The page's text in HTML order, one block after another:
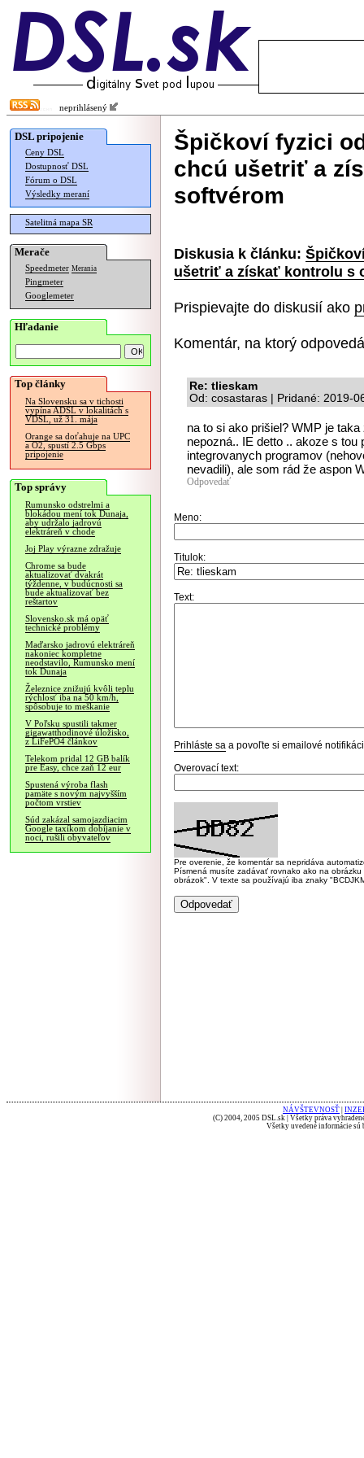
neprihlásený
DSL pripojenie
Ceny DSL
Dostupnosť DSL
Fórum o DSL
Výsledky meraní
Satelitná mapa SR
Merače
Speedmeter Merania
Pingmeter
Googlemeter
Hľadanie
Top články
Na Slovensku sa v tichosti
vypína ADSL v lokalitách s
VDSL, už 31. mája
Orange sa doťahuje na UPC
a O2, spustí 2.5 Gbps
pripojenie
Top správy
Rumunsko odstrelmi a
blokádou mení tok Dunaja,
aby udržalo jadrovú
elektráreň v chode
Joj Play výrazne zdražuje
Chrome sa bude
aktualizovať dvakrát
týždenne, v budúcnosti sa
bude aktualizovať bez
reštartov
Slovensko.sk má opäť
technické problémy
Maďarsko jadrovú elektráreň
nakoniec kompletne
neodstavilo, Rumunsko mení
tok Dunaja
Železnice znižujú kvôli teplu
rýchlosť iba na 50 km/h,
spôsobuje to meškanie
V Poľsku spustili takmer
gigawatthodinové úložisko,
z LiFePO4 článkov
Telekom pridal 12 GB balík
pre Easy, chce zaň 12 eur
Spustená výroba flash
pamäte s novým najvyšším
počtom vrstiev
Súd zakázal samojazdiacim
Google taxíkom dobíjanie v
noci, rušili obyvateľov
Špičkoví fyzici
chcú ušetriť a
softvérom
Diskusia k článku:
ušetriť a získať kontrolu s
Prispievajte do diskusií ako
Komentár, na ktorý
Re: tlieskam
Od: cosastaras | Pridané: 2019-
na to si ako prišiel? WMP je
nepozná.. IE detto .. akoze s
integrovanych programov
nevadili), ale som rád že aspon
Odpovedať
Meno:
Titulok:
Text:
Prihláste sa a povoľte si emailové
Overovací text:
Pre overenie, že komentár sa nepridáva
Písmená musíte zadávať rovnako ako na
obrázok". V texte sa používajú iba znaky
NÁVŠTEVNOSŤ
(C) 2004, 2005 DSL.sk | Všetky práva
Všetky uvedené informácie sú